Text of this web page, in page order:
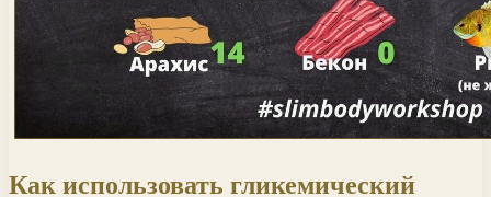
Как использовать гликемический